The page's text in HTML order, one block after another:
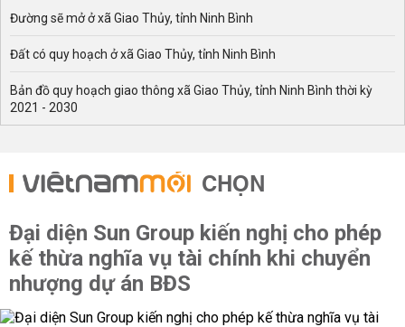
Đường sẽ mở ở xã Giao Thủy, tỉnh Ninh Bình
Đất có quy hoạch ở xã Giao Thủy, tỉnh Ninh Bình
Bản đồ quy hoạch giao thông xã Giao Thủy, tỉnh Ninh Bình thời kỳ
2021 - 2030
CHỌN
Đại diện Sun Group kiến nghị cho phép
kế thừa nghĩa vụ tài chính khi chuyển
nhượng dự án BĐS